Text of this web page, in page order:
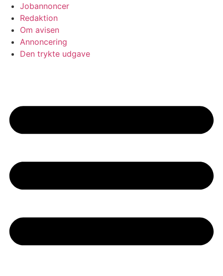
Jobannoncer
Redaktion
Om avisen
Annoncering
Den trykte udgave